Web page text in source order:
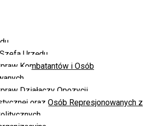
Urzędu
Kombatantów i Osób
Działaczy Opozycji
oraz Osób Represjonowanych z